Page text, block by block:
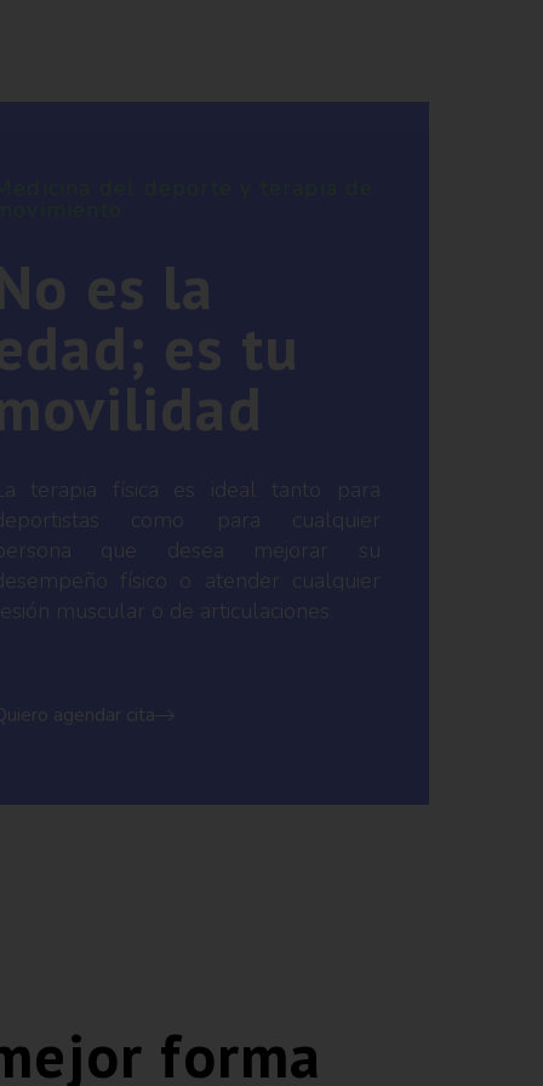
es la
es tu
terapia física es ideal tanto para
como para cualquier
que desea mejorar su
físico o atender cualquier
muscular o de articulaciones.
agendar cita
forma